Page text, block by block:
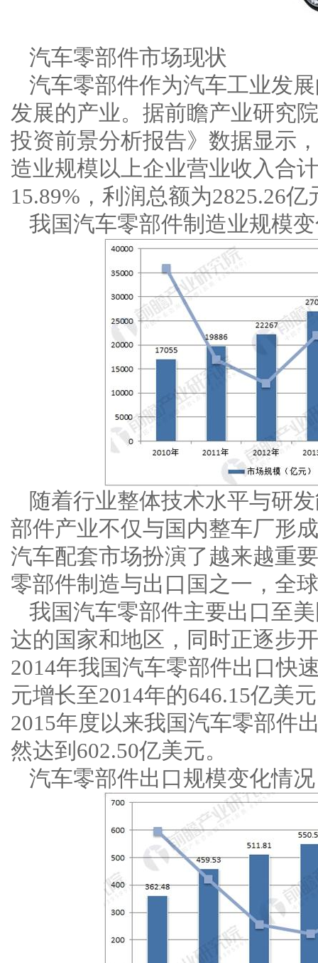
汽车零部件市场现状
汽车零部件作为汽车工业发
发展的产业。据前瞻产业研究
投资前景分析报告》数据显示
造业规模以上企业营业收入合
15.89%，利润总额为2825.26亿
我国汽车零部件制造业规模
随着行业整体技术水平与研
部件产业不仅与国内整车厂形
汽车配套市场扮演了越来越重
零部件制造与出口国之一，全
我国汽车零部件主要出口至
达的国家和地区，同时正逐步
2014年我国汽车零部件出口快
元增长至2014年的646.15亿美
2015年度以来我国汽车零部件
然达到602.50亿美元。
汽车零部件出口规模变化情况